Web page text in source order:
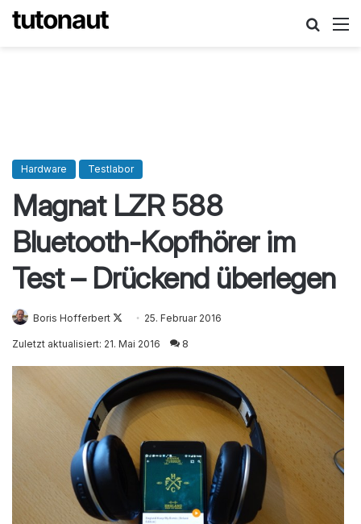
Hardware Testlabor
Magnat LZR 588
Bluetooth-Kopfhörer im
Test – Drückend überlegen
Boris Hofferbert
Follow
on
25. Februar 2016
Zuletzt aktualisiert: 21. Mai 2016 8